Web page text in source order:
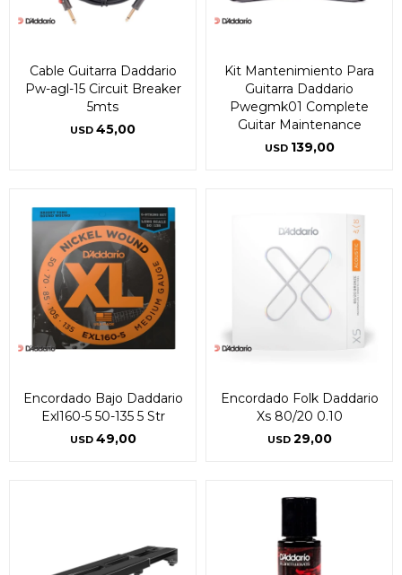
Cable Guitarra Daddario
Pw-agl-15 Circuit Breaker
5mts
USD 45,00
Kit Mantenimiento Para
Guitarra Daddario
Pwegmk01 Complete
Guitar Maintenance
USD 139,00
Encordado Bajo Daddario
Exl160-5 50-135 5 Str
USD 49,00
Encordado Folk Daddario
Xs 80/20 0.10
USD 29,00